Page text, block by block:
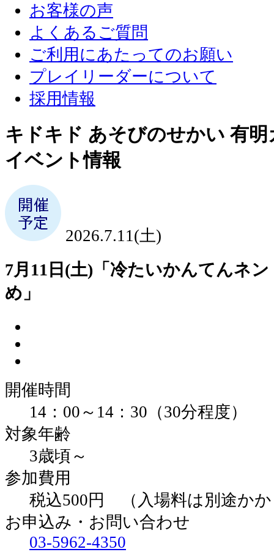
お客様の声
よくあるご質問
ご利用にあたってのお願い
プレイリーダーについて
採用情報
キドキド あそびのせかい 有
イベント情報
2026.7.11(土)
7月11日(土)「冷たいかんてんネ
め」
開催時間
14：00～14：30（30分程度）
対象年齢
3歳頃～
参加費用
税込500円 （入場料は別途か
お申込み・お問い合わせ
03-5962-4350